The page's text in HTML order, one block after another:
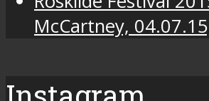
McCartney,